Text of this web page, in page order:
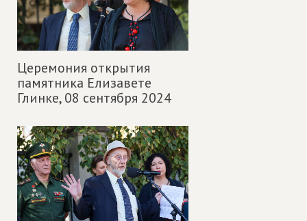
Церемония открытия
памятника Елизавете
Глинке,08 сентября 2024